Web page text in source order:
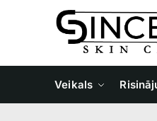
Veikals